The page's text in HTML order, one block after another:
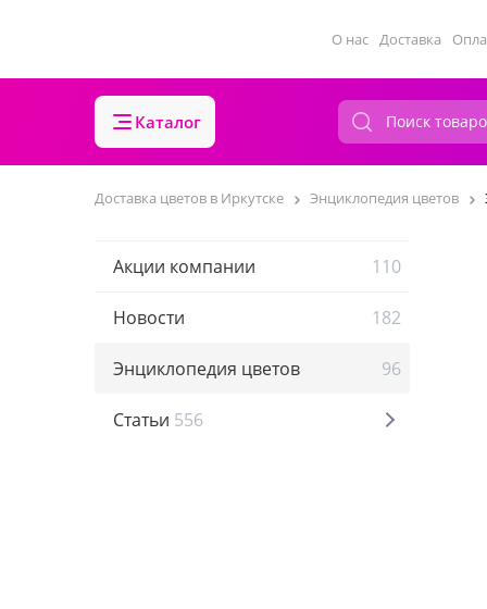
О нас Доставка
Каталог
Доставка цветов в Иркутске Энциклопедия цветов
Акции компании 110
Новости 182
Энциклопедия цветов 96
Статьи 556